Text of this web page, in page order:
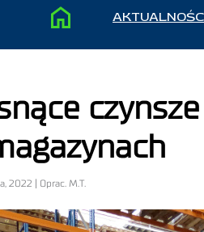
2022 | Oprac. M.T.